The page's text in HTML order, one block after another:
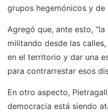
grupos hegemónicos y de
Agregó que, ante esto,
militando desde las
en el territorio y dar una
para contrarrestar esos
En otro aspecto,
democracia está siendo